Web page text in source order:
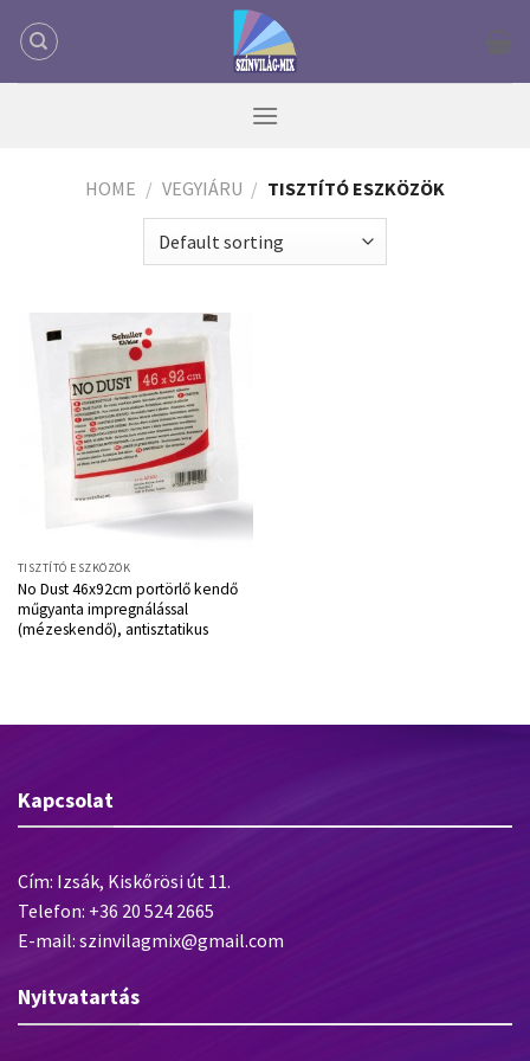
HOME / VEGYIÁRU / TISZTÍTÓ ESZKÖZÖK
TISZTÍTÓ ESZKÖZÖK
No Dust 46x92cm portörlő kendő
műgyanta impregnálással
(mézeskendő), antisztatikus
Kapcsolat
Cím: Izsák, Kiskőrösi út 11.
Telefon: +36 20 524 2665
E-mail: szinvilagmix@gmail.com
Nyitvatartás